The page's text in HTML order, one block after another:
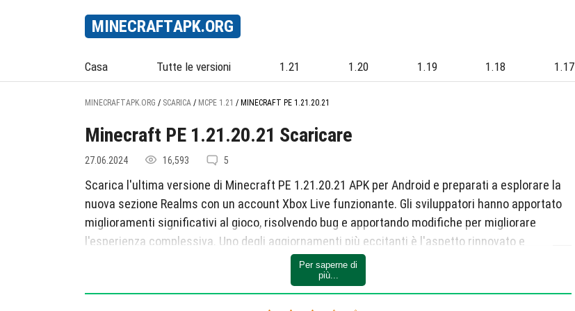
MINECRAFTAPK.ORG
Casa Tutte le versioni 1.21 1.20 1.19 1.18 1.17
MINECRAFTAPK.ORG / SCARICA / MCPE 1.21 / MINECRAFT PE 1.21.20.21
Minecraft PE 1.21.20.21 Scaricare
27.06.2024 16,593 5
Scarica l'ultima versione di Minecraft PE 1.21.20.21 APK per Android e preparati a esplorare la
nuova sezione Realms con un account Xbox Live funzionante. Gli sviluppatori hanno apportato
miglioramenti significativi al gioco, risolvendo bug e apportando modifiche per migliorare
l'esperienza complessiva. Uno degli aggiornamenti più eccitanti è l'aspetto rinnovato e
Mentre la sezione Realms è ancora in modalità di test, i giocatori possono aspettarsi prossime
funzionalità come una lista di Realms che mostrano i mondi visitati, una pagina di lancio rapido
Per saperne di
più...